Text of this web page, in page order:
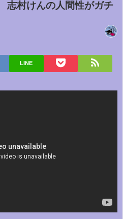
村けんの人間性がガチ
LINE